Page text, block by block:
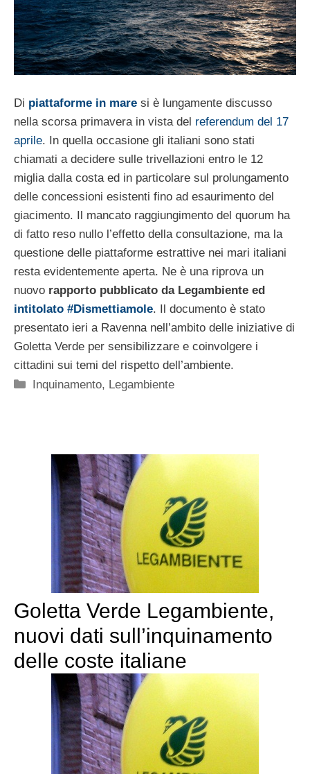
Di piattaforme in mare si è lungamente discusso
nella scorsa primavera in vista del referendum del 17
aprile. In quella occasione gli italiani sono stati
chiamati a decidere sulle trivellazioni entro le 12
miglia dalla costa ed in particolare sul prolungamento
delle concessioni esistenti fino ad esaurimento del
giacimento. Il mancato raggiungimento del quorum ha
di fatto reso nullo l’effetto della consultazione, ma la
questione delle piattaforme estrattive nei mari italiani
resta evidentemente aperta. Ne è una riprova un
nuovo rapporto pubblicato da Legambiente ed
intitolato #Dismettiamole. Il documento è stato
presentato ieri a Ravenna nell’ambito delle iniziative di
Goletta Verde per sensibilizzare e coinvolgere i
cittadini sui temi del rispetto dell’ambiente.
Categorie
Inquinamento, Legambiente
Goletta Verde Legambiente,
nuovi dati sull’inquinamento
delle coste italiane